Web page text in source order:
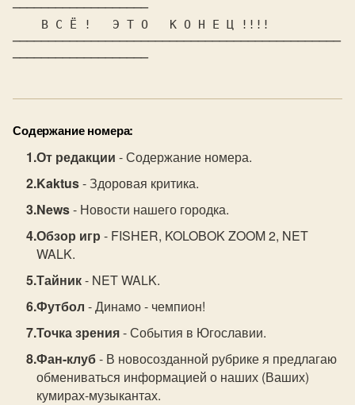
───────────────────
──────────────────────────────────────────────
Содержание номера:
От редакции - Содержание номера.
Kaktus- Здоровая критика.
News- Новости нашего городка.
Обзор игр - FISHER, KOLOBOK ZOOM 2, NET
WALK.
Тайник- NET WALK.
Футбол - Динамо - чемпион!
Точка зрения- События в Югославии.
Фан-клуб- В новосозданной рубрике я предлагаю
обмениваться информацией о наших (Ваших)
кумирах-музыкантах.